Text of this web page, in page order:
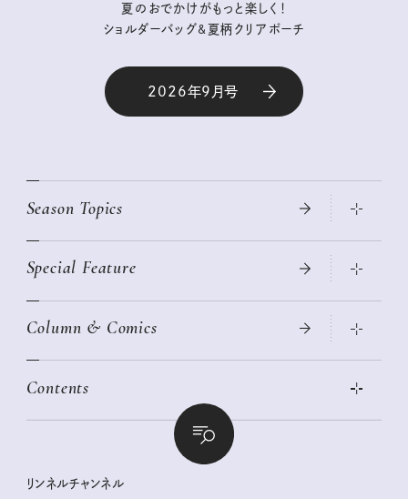
夏のおでかけがもっと楽しく！
ショルダーバッグ&夏柄クリアポーチ
2026年9月号
Season Topics
真夏のひんやりグッズ 2026
ニトリ・イケア・無印良品で賢くおしゃれなインテリア
絶品、お餅レシピ大集合！
世界のサンタさんに会って来た！
クラフトビール案内
Special Feature
2026年春夏 トレンドファッションニュース
女子旅おすすめスポット 暮らすように心地いいリンネル旅ガイ
幸せな老後のための リンネルマネー講座
私の住むまち、好きな場所。LOCAL LIFE REPORT
リンネル 暮らしの道具大賞
Column & Comics
ぐれいさん
明日もいい日になりますように
清水みさとの食いしんぼう寄り道サウナ
Contents
リンネルおしゃれファッションスナップ
リンネル暮らし部
リンネルチャンネル